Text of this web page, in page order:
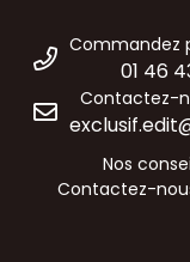
Commandez
01 46
Contactez-
Nos
Contactez-